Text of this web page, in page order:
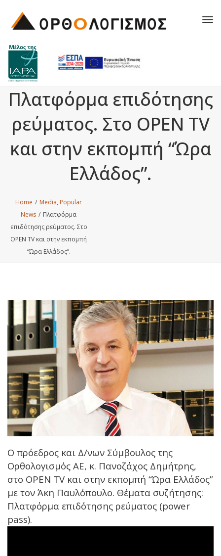
Πλατφόρμα επιδότησης
ρεύματος. Στο OPEN TV
και στην εκπομπή “Ώρα
Ελλάδος”.
Home / Media, Popular
News / Πλατφόρμα
επιδότησης ρεύματος. Στο
OPEN TV και στην εκπομπή
“Ώρα Ελλάδος”.
Ο πρόεδρος και Δ/νων Σύμβουλος της
Ορθολογισμός ΑΕ, κ. Πανοζάχος Δημήτρης,
στο OPEN TV και στην εκπομπή “Ώρα Ελλάδος”
με τον Άκη Παυλόπουλο. Θέματα συζήτησης:
Πλατφόρμα επιδότησης ρεύματος (power
pass).